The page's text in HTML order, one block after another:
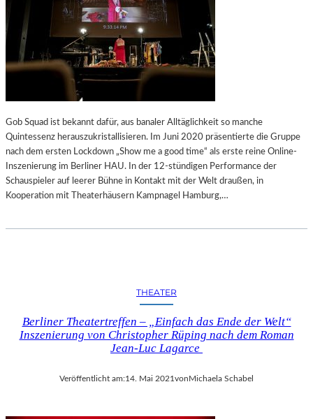
Gob Squad ist bekannt dafür, aus banaler Alltäglichkeit so manche
Quintessenz herauszukristallisieren. Im Juni 2020 präsentierte die Gruppe
nach dem ersten Lockdown „Show me a good time“ als erste reine Online-
Inszenierung im Berliner HAU. In der 12-stündigen Performance der
Schauspieler auf leerer Bühne in Kontakt mit der Welt draußen, in
Kooperation mit Theaterhäusern Kampnagel Hamburg,…
THEATER
Berliner Theatertreffen – „Einfach das Ende der Welt“
Inszenierung von Christopher Rüping nach dem Roman
Jean-Luc Lagarce
Veröffentlicht am:14. Mai 2021 von Michaela Schabel